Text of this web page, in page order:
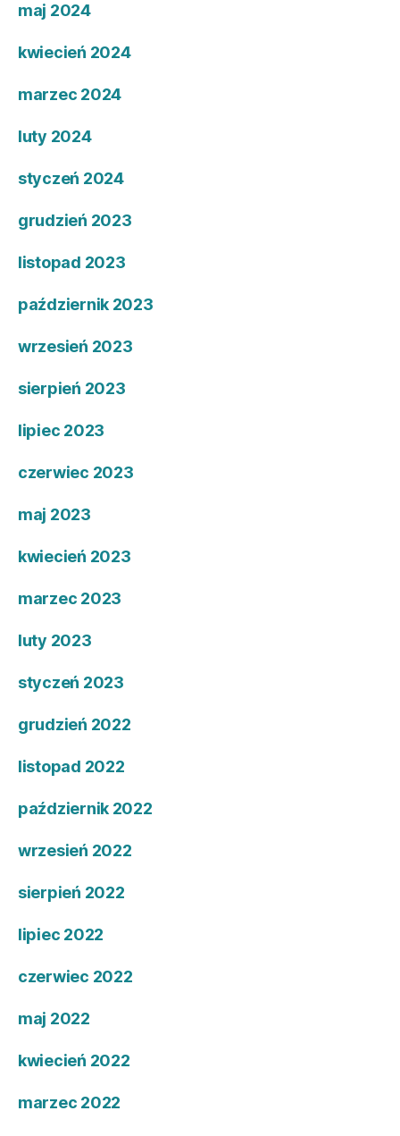
maj 2024
kwiecień 2024
marzec 2024
luty 2024
styczeń 2024
grudzień 2023
listopad 2023
październik 2023
wrzesień 2023
sierpień 2023
lipiec 2023
czerwiec 2023
maj 2023
kwiecień 2023
marzec 2023
luty 2023
styczeń 2023
grudzień 2022
listopad 2022
październik 2022
wrzesień 2022
sierpień 2022
lipiec 2022
czerwiec 2022
maj 2022
kwiecień 2022
marzec 2022